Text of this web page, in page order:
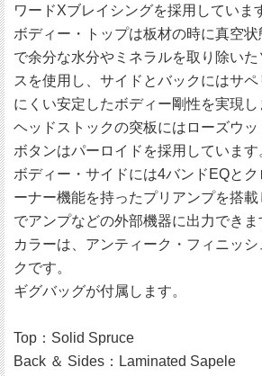
ワードXブレイシングを採用していま
ボディー・トップは板材の時に真空
で余分な水分やミネラルを取り除い
スを使用し、サイドとバックにはサ
にくい安定したボディー剛性を実現し
ヘッドストックの突板にはローズウ
ボタンはパーロイドを採用しています
ボディー・サイドには4バンドEQと
ーナー機能を持ったプリアンプを搭
でアンプなどの外部機器に出力できま
カラーは、アンティーク・フィニッ
クです。
ギグバッグが付属します。
Top：Solid Spruce
Back ＆ Sides：Laminated Sapele